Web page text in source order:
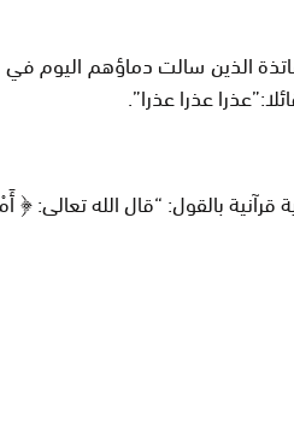
الذين سالت دماؤهم اليوم
عذرا عذرا”.
قرآنية بالقول: “قال الله